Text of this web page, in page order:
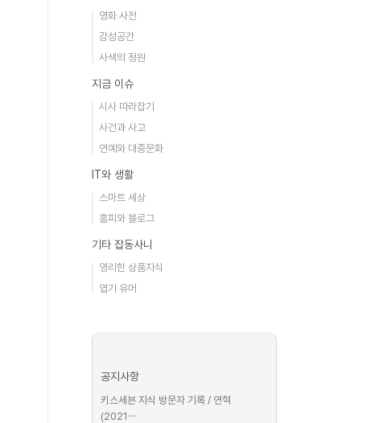
영화 사전
감성공간
사색의 정원
지금 이슈
시사 따라잡기
사건과 사고
연예와 대중문화
IT와 생활
스마트 세상
홈피와 블로그
기타 잡동사니
영리한 상품지식
엽기 유머
공지사항
키스세븐 지식 방문자 기록 / 연혁
(2021⋯